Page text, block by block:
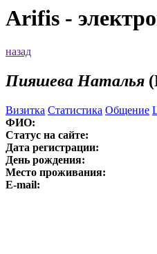
Arifis -
назад
Пияшева Наталья
Визитка Статистика Общение
ФИО:
Статус на сайте:
Дата регистрации:
День рождения:
Место проживания:
E-mail: